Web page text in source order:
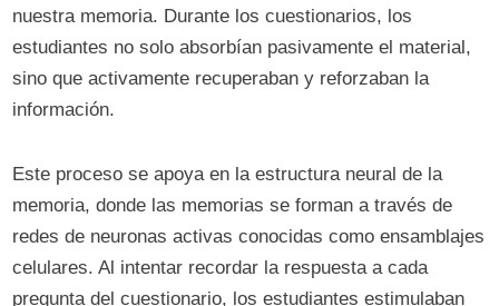
nuestra memoria. Durante los cuestionarios, los
estudiantes no solo absorbían pasivamente el material,
sino que activamente recuperaban y reforzaban la
información.
Este proceso se apoya en la estructura neural de la
memoria, donde las memorias se forman a través de
redes de neuronas activas conocidas como ensamblajes
celulares. Al intentar recordar la respuesta a cada
pregunta del cuestionario, los estudiantes estimulaban